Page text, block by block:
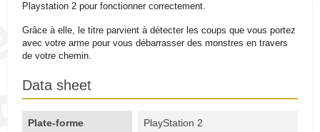
Playstation 2 pour fonctionner correctement.
Grâce à elle, le titre parvient à détecter les coups que vous portez
avec votre arme pour vous débarrasser des monstres en travers
de votre chemin.
Data sheet
Plate-forme PlayStation 2